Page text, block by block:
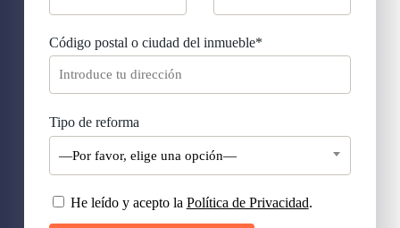
Código postal o ciudad del inmueble*
Tipo de reforma
—Por favor, elige una opción—
He leído y acepto la Política de Privacidad.